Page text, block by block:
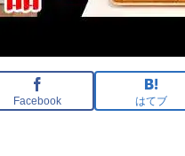
Facebook はてブ